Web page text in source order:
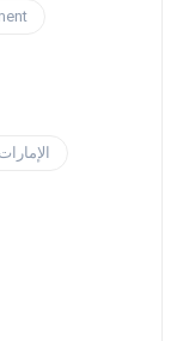
الإمارات